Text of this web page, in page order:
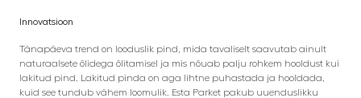
Innovatsioon
Tänapäeva trend on looduslik pind, mida tavaliselt saavutab ainult
naturaalsete õlidega õlitamisel ja mis nõuab palju rohkem hooldust kui
lakitud pind. Lakitud pinda on aga lihtne puhastada ja hooldada,
kuid see tundub vähem loomulik. Esta Parket pakub uuenduslikku